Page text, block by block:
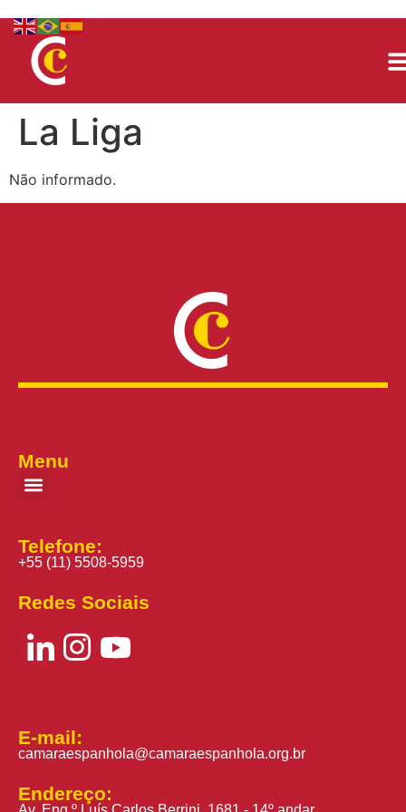
La Liga
Não informado.
Menu
Telefone:
+55 (11) 5508-5959
Redes Sociais
E-mail:
camaraespanhola@camaraespanhola.org.br
Endereço: